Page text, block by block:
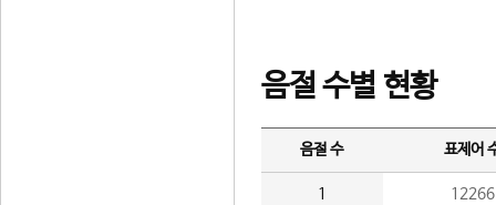
음절 수별 현황
음절 수 표제어
1 12266